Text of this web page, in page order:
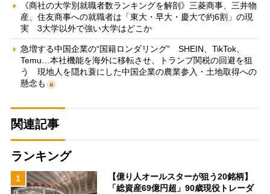
《商社の大学別就職者数ランキングを解剖》三菱商事、三井物
産、住友商事への就職者は「東大・早大・慶大で約6割」の現
実 3大学以外で強い大学はどこか
急増する中国企業の“国籍ロンダリング” SHEIN、TikTok、
Temu…本社機能を海外に移転させ、トランプ関税の回避を狙
う 現地人を隠れ蓑にした中国企業の農業参入・土地取得への
懸念も
関連記事
ランキング
1
【億り人オールスターが狙う20銘柄】
「総資産69億円超」90歳現役トレーダ